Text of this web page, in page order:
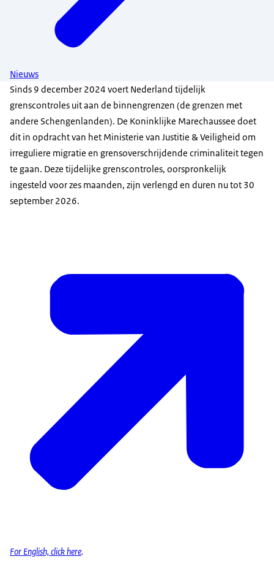
Nieuws
Sinds 9 december 2024 voert Nederland tijdelijk
grenscontroles uit aan de binnengrenzen (de grenzen met
andere Schengenlanden). De Koninklijke Marechaussee doet
dit in opdracht van het Ministerie van Justitie & Veiligheid om
irreguliere migratie en grensoverschrijdende criminaliteit tegen
te gaan. Deze tijdelijke grenscontroles, oorspronkelijk
ingesteld voor zes maanden, zijn verlengd en duren nu tot 30
september 2026.
For English, click here.